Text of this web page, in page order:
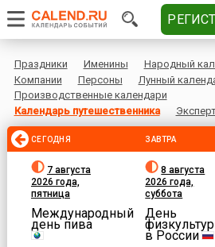
Праздники Именины Народный
Компании
Персоны
Лунный
Производственные календари
Календарь путешественника
СЕГОДНЯ
7 августа
2026 года,
пятница
Международный
день пива
ЗАВТРА
8 августа
2026 года,
суббота
День
в России